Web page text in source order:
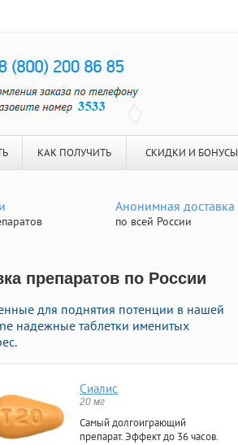
КАК ПОЛУЧИТЬ СКИДКИ И БОНУСЫ
Анонимная доставка
по всей России
препаратов по России
для поднятия потенции в нашей
надежные таблетки именитых
Сиалис
20 мг
Самый долгоиграющий
препарат. Эффект до 36 часов.